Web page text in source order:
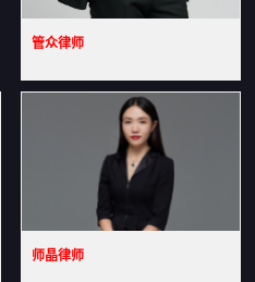
管众律师
师晶律师